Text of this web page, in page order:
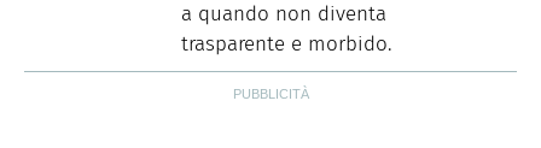
a quando non diventa
trasparente e morbido.